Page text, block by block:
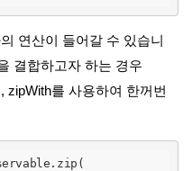
연산이 들어갈 수 있습니
결합하고자 하는 경우
zipWith를 사용하여 한꺼번